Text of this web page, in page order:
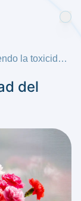
Comprendiendo la toxicidad del clavel en gatos
del